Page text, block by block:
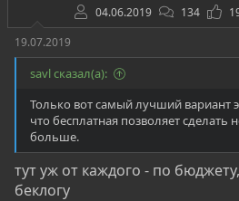
04.06.2019 134
19.07.2019
savl сказал(а):
Только вот самый лучший вариант
что бесплатная позволяет сделать
больше.
тут уж от каждого - по
беклогу